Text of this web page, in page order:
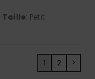
Taille: Petit
1 2 >